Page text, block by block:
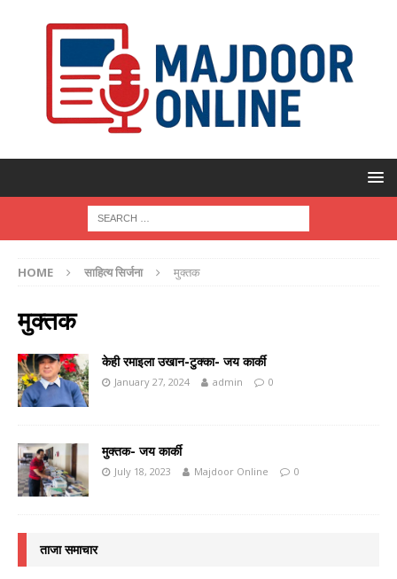
HOME साहित्य सिर्जना मुक्तक
मुक्तक
केही रमाइला उखान-टुक्का- जय कार्की
January 27, 2024 admin 0
मुक्तक- जय कार्की
July 18, 2023 Majdoor Online 0
ताजा समाचार